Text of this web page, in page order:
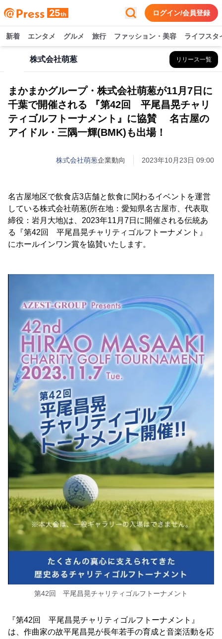
ログイン/会員登録
新着 エンタメ グルメ 旅行 ファッション・美容 ライフスタ
株式会社萌葱 リリース一覧
まかまかグループ・株式会社萌葱が11月7日に
千葉で開催される 『第42回 平尾昌晃チャリ
ティゴルフトーナメント』に協賛 名古屋の
アイドル・三隅一輝(BMK)も出場！
株式会社萌葱企業動向 2023年10月23日 09:00
名古屋地区で飲食店3店舗と飲食に関わるイベントを運営
している株式会社萌葱(所在地：愛知県名古屋市、代表取
締役：岩月大地)は、2023年11月7日に開催される伝統あ
る『第42回 平尾昌晃チャリティゴルフトーナメント』
にホールインワン賞を協賛いたします。
第42回 平尾昌晃チャリティゴルフトーナメント
『第42回 平尾昌晃チャリティゴルフトーナメント』
は、作曲家の故平尾昌晃が長年若手の育成と音楽活動を応